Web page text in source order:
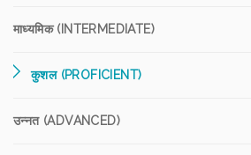
माध्यमिक (INTERMEDIATE)
कुशल (PROFICIENT)
उन्नत (ADVANCED)